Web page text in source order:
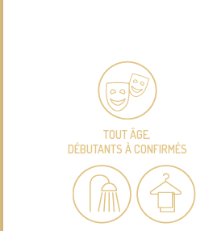
TOUT ÂGE,
DÉBUTANTS À CONFIRMÉS